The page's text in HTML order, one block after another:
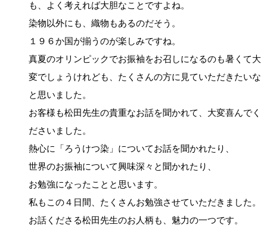
も、よく考えれば大胆なことですよね。
染物以外にも、織物もあるのだそう。
１９６か国が揃うのが楽しみですね。
真夏のオリンピックでお振袖をお召しになるのも暑くて大
変でしょうけれども、たくさんの方に見ていただきたいな
と思いました。
お客様も松田先生の貴重なお話を聞かれて、大変喜んでく
ださいました。
熱心に「ろうけつ染」についてお話を聞かれたり、
世界のお振袖について興味深々と聞かれたり、
お勉強になったことと思います。
私もこの４日間、たくさんお勉強させていただきました。
お話くださる松田先生のお人柄も、魅力の一つです。